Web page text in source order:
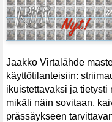
Jaakko Virtalähde
käyttötilanteisiin:
ikuistettavaksi ja tietysti
mikäli näin sovitaan,
prässäykseen